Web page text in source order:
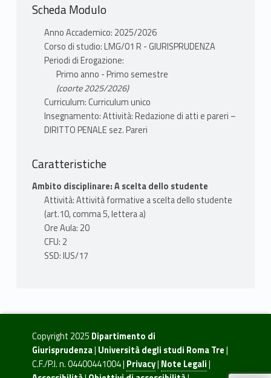
Scheda Modulo
Anno Accademico: 2025/2026
Corso di studio: LMG/01 R - GIURISPRUDENZA
Periodi di Erogazione:
Primo anno - Primo semestre
(coorte 2025/2026)
Curriculum: Curriculum unico
Insegnamento: Attività: Redazione di atti e pareri –
DIRITTO PENALE sez. Pareri
Caratteristiche
Ambito disciplinare: A scelta dello studente
Attività: Attività formative a scelta dello studente
(art.10, comma 5, lettera a)
Ore Aula: 20
CFU: 2
SSD: IUS/17
Copyright 2025 Dipartimento di
Giurisprudenza| Università degli studi Roma Tre|
C.F./P.I. n. 04400441004 | Privacy| Note Legali|